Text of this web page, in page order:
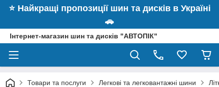
⭐️ Найкращі пропозиції шин та дисків в Україні
🚗
Інтернет-магазин шин та дисків "АВТОПІК"
Товари та послуги Легкові та легковантажні шини